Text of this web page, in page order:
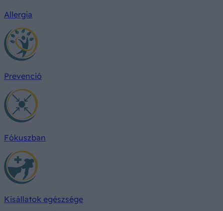
Allergia
Prevenció
Fókuszban
Kisállatok egészsége